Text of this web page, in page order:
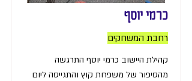
כרמי יוסף
רחבת המשחקים
קהילת היישוב כרמי יוסף התרגשה
מהסיפור של משפחת קוץ והתגייסה ליום